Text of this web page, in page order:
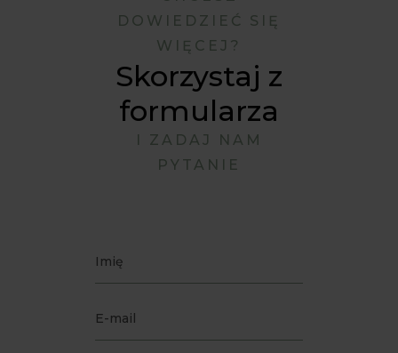
DOWIEDZIEĆ SIĘ
WIĘCEJ?
Skorzystaj z
formularza
I ZADAJ NAM
PYTANIE